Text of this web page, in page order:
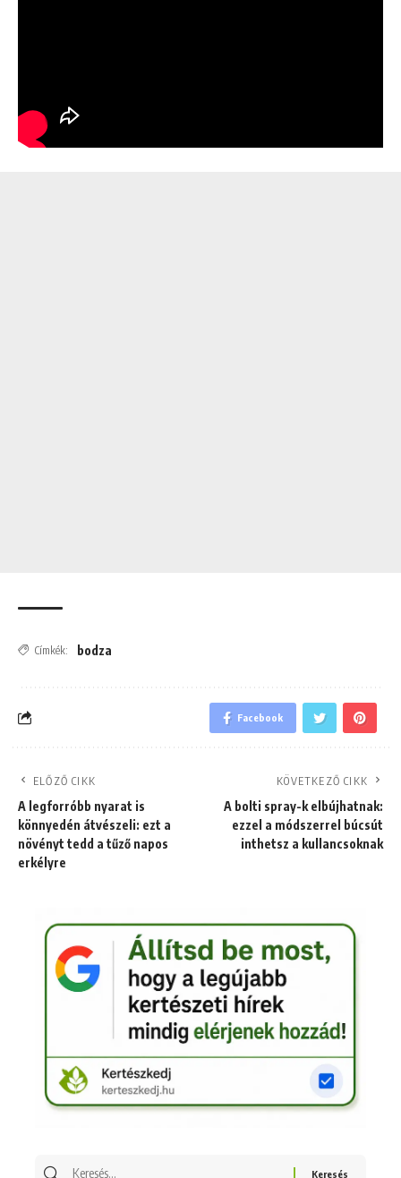
Címkék: bodza
Facebook
ELŐZŐ CIKK
A legforróbb nyarat is
könnyedén átvészeli: ezt a
növényt tedd a tűző napos
erkélyre
KÖVETKEZŐ CIKK
A bolti spray-k elbújhatnak:
ezzel a módszerrel búcsút
inthetsz a kullancsoknak
Keresés